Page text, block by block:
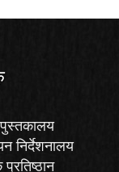
निर्देशनालय
प्रतिष्ठान